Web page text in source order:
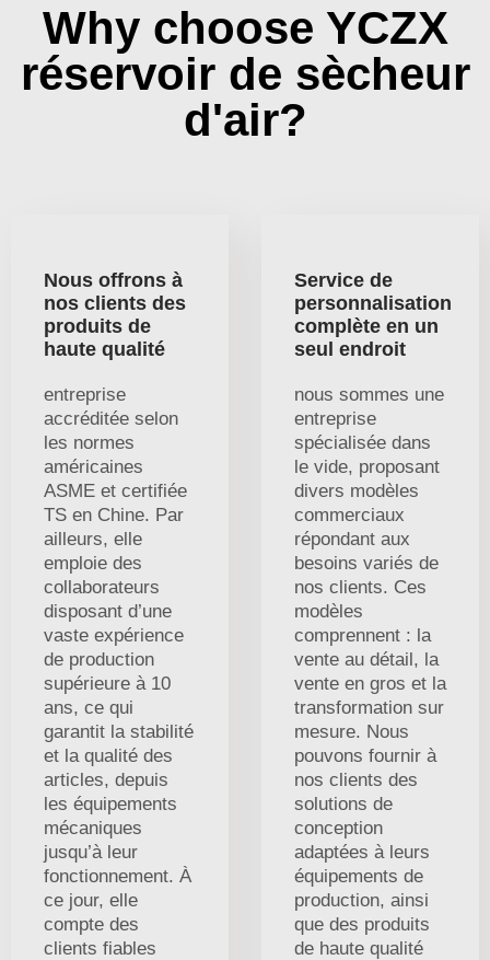
Why choose YCZX
réservoir de sècheur
d'air?
Nous offrons à
nos clients des
produits de
haute qualité
entreprise
accréditée selon
les normes
américaines
ASME et certifiée
TS en Chine. Par
ailleurs, elle
emploie des
collaborateurs
disposant d’une
vaste expérience
de production
supérieure à 10
ans, ce qui
garantit la stabilité
et la qualité des
articles, depuis
les équipements
mécaniques
jusqu’à leur
fonctionnement. À
ce jour, elle
compte des
clients fiables
Service de
personnalisation
complète en un
seul endroit
nous sommes une
entreprise
spécialisée dans
le vide, proposant
divers modèles
commerciaux
répondant aux
besoins variés de
nos clients. Ces
modèles
comprennent : la
vente au détail, la
vente en gros et la
transformation sur
mesure. Nous
pouvons fournir à
nos clients des
solutions de
conception
adaptées à leurs
équipements de
production, ainsi
que des produits
de haute qualité